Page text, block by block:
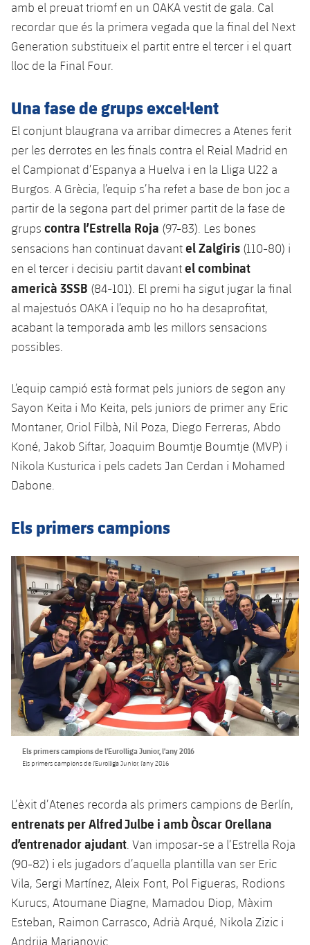
La Masia
Serveis Mèdics
Accessibilitat
Acreditacions
Instal·lacions
amb el preuat triomf en un OAKA vestit de gala. Cal
recordar que és la primera vegada que la final del Next
Generation substitueix el partit entre el tercer i el quart
lloc de la Final Four.
Una fase de grups excel·lent
El conjunt blaugrana va arribar dimecres a Atenes ferit
per les derrotes en les finals contra el Reial Madrid en
el Campionat d’Espanya a Huelva i en la Lliga U22 a
Burgos. A Grècia, l’equip s’ha refet a base de bon joc a
partir de la segona part del primer partit de la fase de
grups contra l’Estrella Roja (97-83). Les bones
sensacions han continuat davantel Zalgiris (110-80) i
en el tercer i decisiu partit davantel combinat
americà 3SSB (84-101). El premi ha sigut jugar la final
al majestuós OAKA i l’equip no ho ha desaprofitat,
acabant la temporada amb les millors sensacions
possibles.
L’equip campió està format pels juniors de segon any
Sayon Keita i Mo Keita, pels juniors de primer any Eric
Montaner, Oriol Filbà, Nil Poza, Diego Ferreras, Abdo
Koné, Jakob Siftar, Joaquim Boumtje Boumtje (MVP) i
Nikola Kusturica i pels cadets Jan Cerdan i Mohamed
Dabone.
Els primers campions
Els primers campions de l'Eurolliga Junior, l'any 2016
Els primers campions de l'Eurolliga Junior, l'any 2016
L’èxit d’Atenes recorda als primers campions de Berlín,
entrenats per Alfred Julbe i amb Òscar Orellana
d’entrenador ajudant . Van imposar-se a l’Estrella Roja
(90-82) i els jugadors d’aquella plantilla van ser Eric
Vila, Sergi Martínez, Aleix Font, Pol Figueras, Rodions
Kurucs, Atoumane Diagne, Mamadou Diop, Màxim
Esteban, Raimon Carrasco, Adrià Arqué, Nikola Zizic i
Andrija Marjanovic.